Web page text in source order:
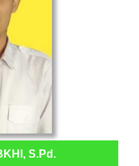
S.Pd.